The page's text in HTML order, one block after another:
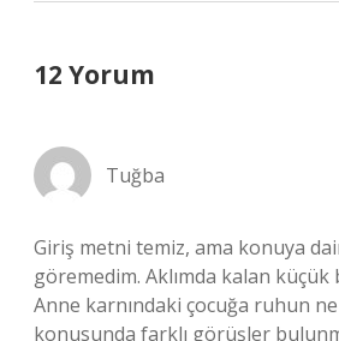
12 Yorum
Tuğba
Giriş metni temiz, ama konuya
göremedim. Aklımda kalan
Anne karnındaki çocuğa ruhun
konusunda farklı görüşler